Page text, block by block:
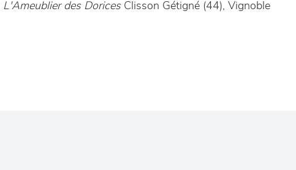
L'Ameublier des DoricesClisson Gétigné (44), Vignoble